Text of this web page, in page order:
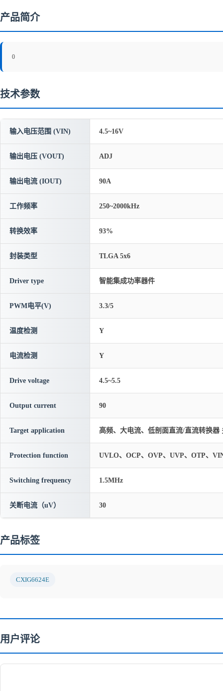
产品简介
0
技术参数
输入电压范围 (VIN) 4.5~16V
输出电压 (VOUT) ADJ
输出电流 (IOUT) 90A
工作频率 250~2000kHz
转换效率 93%
封装类型 TLGA 5x6
Driver type 智能集成功率器件
PWM电平(V) 3.3/5
温度检测 Y
电流检测 Y
Drive voltage 4.5~5.5
Output current 90
Target application 高频、大电流、低剖面直流/直流转换
Protection function UVLO、OCP、OVP、UVP、OTP、
Switching frequency 1.5MHz
关断电流（uV） 30
产品标签
CXIG6624E
用户评论